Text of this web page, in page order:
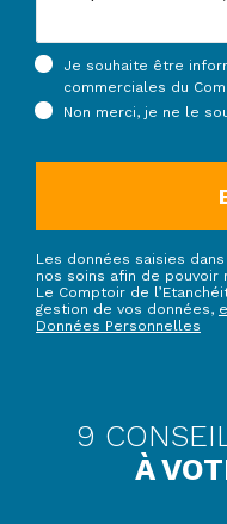
Je souhaite être
commerciales du
Non merci, je ne le
Les données saisies
nos soins afin de pouvoir
Le Comptoir de
gestion de vos données,
Données Personnelles
9
À